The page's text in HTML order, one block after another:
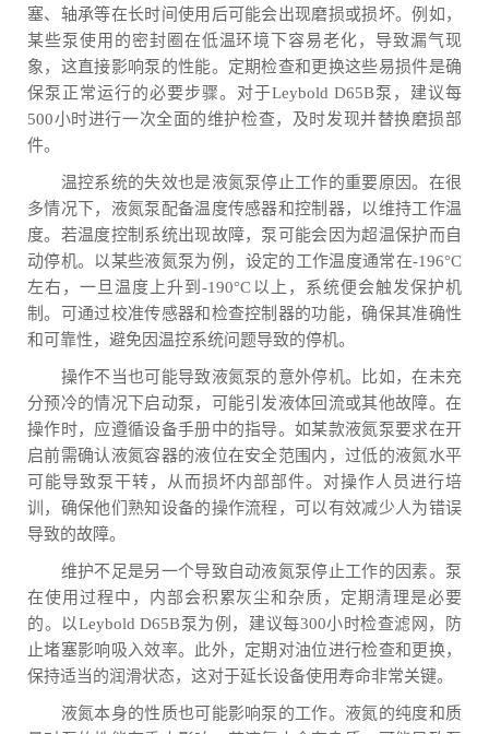
塞、轴承等在长时间使用后可能会出现磨损或损坏。例如，
某些泵使用的密封圈在低温环境下容易老化，导致漏气现
象，这直接影响泵的性能。定期检查和更换这些易损件是确
保泵正常运行的必要步骤。对于Leybold D65B泵，建议每
500小时进行一次全面的维护检查，及时发现并替换磨损部
件。
温控系统的失效也是液氮泵停止工作的重要原因。在很
多情况下，液氮泵配备温度传感器和控制器，以维持工作温
度。若温度控制系统出现故障，泵可能会因为超温保护而自
动停机。以某些液氮泵为例，设定的工作温度通常在-196°C
左右，一旦温度上升到-190°C以上，系统便会触发保护机
制。可通过校准传感器和检查控制器的功能，确保其准确性
和可靠性，避免因温控系统问题导致的停机。
操作不当也可能导致液氮泵的意外停机。比如，在未充
分预冷的情况下启动泵，可能引发液体回流或其他故障。在
操作时，应遵循设备手册中的指导。如某款液氮泵要求在开
启前需确认液氮容器的液位在安全范围内，过低的液氮水平
可能导致泵干转，从而损坏内部部件。对操作人员进行培
训，确保他们熟知设备的操作流程，可以有效减少人为错误
导致的故障。
维护不足是另一个导致自动液氮泵停止工作的因素。泵
在使用过程中，内部会积累灰尘和杂质，定期清理是必要
的。以Leybold D65B泵为例，建议每300小时检查滤网，防
止堵塞影响吸入效率。此外，定期对油位进行检查和更换，
保持适当的润滑状态，这对于延长设备使用寿命非常关键。
液氮本身的性质也可能影响泵的工作。液氮的纯度和质